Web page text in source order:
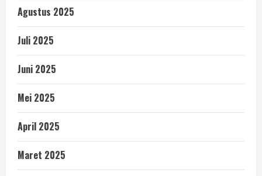
Agustus 2025
Juli 2025
Juni 2025
Mei 2025
April 2025
Maret 2025